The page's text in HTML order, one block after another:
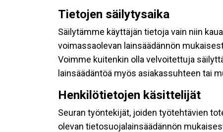
Tietojen säilytysaika
Säilytämme käyttäjän tietoja vain niin
voimassaolevan lainsäädännön
Voimme kuitenkin olla velvoitettuja
lainsäädäntöä myös asiakassuhteen tai
Henkilötietojen käsittelijät
Seuran työntekijät, joiden työtehtävien
olevan tietosuojalainsäädännön